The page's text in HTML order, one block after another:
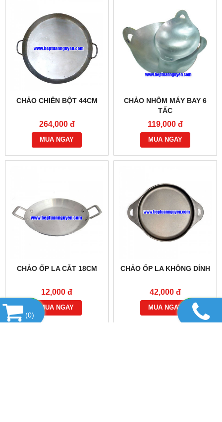
CHẢO CHIÊN BỘT 44CM
264,000 đ
MUA NGAY
CHẢO NHÔM MÁY BAY 6
TẤC
119,000 đ
MUA NGAY
CHẢO ỐP LA CẮT 18CM
12,000 đ
MUA NGAY
CHẢO ỐP LA KHÔNG DÍNH
42,000 đ
MUA NGAY
(0)